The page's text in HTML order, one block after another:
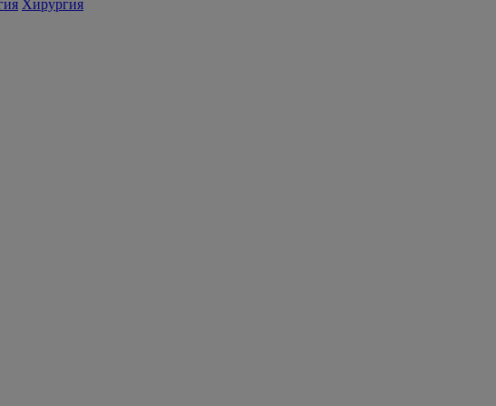
Хирургия